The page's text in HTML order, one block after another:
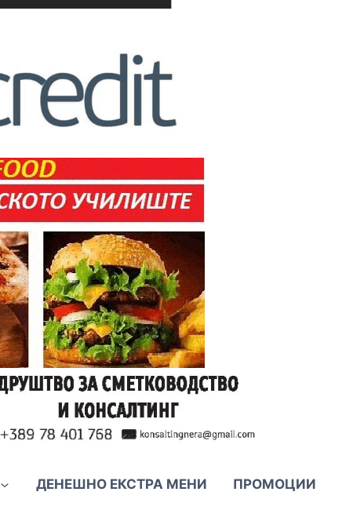
ДЕНЕШНО ЕКСТРА МЕНИ ПРОМОЦИИ